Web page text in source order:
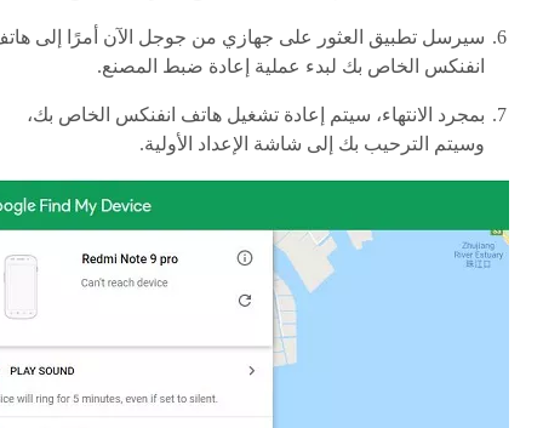
سيرسل تطبيق العثور على جهازي من جوجل الآن أمرًا إلى
انفنكس الخاص بك لبدء عملية إعادة ضبط المصنع.
بمجرد الانتهاء، سيتم إعادة تشغيل هاتف انفنكس الخاص بك،
وسيتم الترحيب بك إلى شاشة الإعداد الأولية.